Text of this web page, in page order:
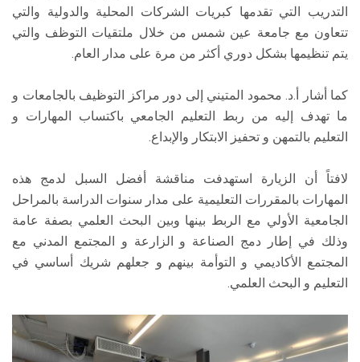
التدريب التي تقدمها كبريات الشركات المحلية والدولية والتي
تتعاون مع جامعة عين شمس من خلال ملتقيات التوظف والتي
يتم تنظيمها بشكل دوري أكثر من مرة على مدار العام.
كما أشار أ.د. محمود المتيني إلى دور مراكز التوظيف بالجامعات و
ما تهدف إليه من ربط التعليم الجامعي باكتساب المهارات و
التعليم بالتمهن و تحفيز الابتكار والإبداع.
لافتاً أن الزيارة استهدفت مناقشة أفضل السبل لدمج هذه
المهارات بالمقررات التعليمية على مدار سنوات الدراسة بالمراحل
الجامعية الأولي مع الربط بينها وبين البحث العلمي بصفة عامة
وذلك في إطار دمج الصناعة و الزارعة و المجتمع المدني مع
المجتمع الأكاديمي و التوأمة بينهم و جعلهم شريك أساسي في
التعليم و البحث العلمي.